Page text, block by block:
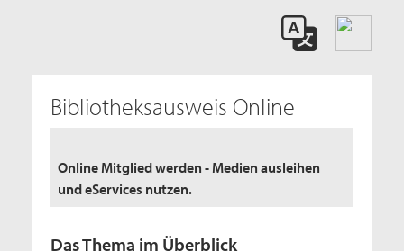
Bibliotheksausweis Online
Online Mitglied werden - Medien ausleihen
und eServices nutzen.
Das Thema im Überblick